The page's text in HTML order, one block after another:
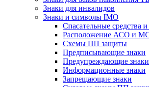
Знаки для инвалидов
Знаки и символы IMO
Спасательные средства и
Расположение АСО и
Схемы ПП защиты
Предписывающие знаки
Предупреждающие знаки
Информационные знаки
Запрещающие знаки